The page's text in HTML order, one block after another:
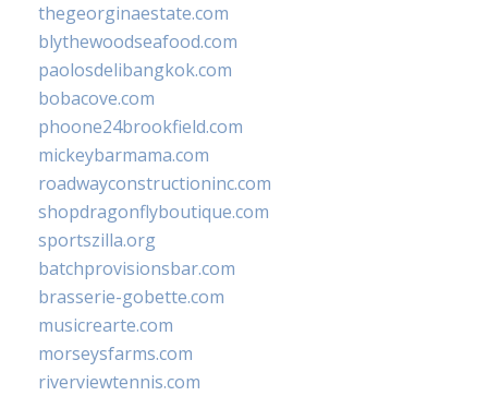
thegeorginaestate.com
blythewoodseafood.com
paolosdelibangkok.com
bobacove.com
phoone24brookfield.com
mickeybarmama.com
roadwayconstructioninc.com
shopdragonflyboutique.com
sportszilla.org
batchprovisionsbar.com
brasserie-gobette.com
musicrearte.com
morseysfarms.com
riverviewtennis.com